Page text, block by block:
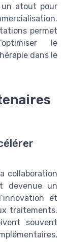
atout pour
permet
le
dans le
collaboration
devenue un
et
traitements.
souvent